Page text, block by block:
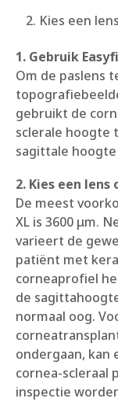
Kies een
1. Gebruik
Om de paslens
gebruikt de
sclerale hoogte
sagittale
2. Kies een lens
De meest
XL is 3600 μm.
varieert de
patiënt met
corneaprofiel
de
normaal oog.
ondergaan, kan
cornea-scleraal
inspectie